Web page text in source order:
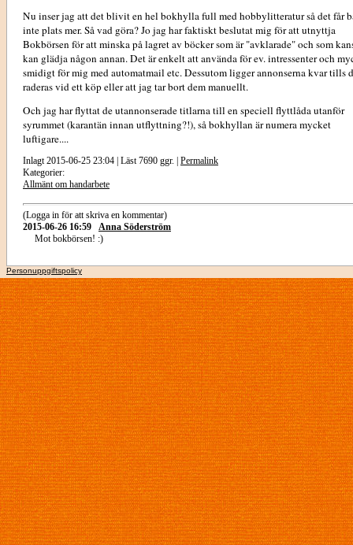
Nu inser jag att det blivit en hel bokhylla full med hobbylitteratur så det får
inte plats mer. Så vad göra? Jo jag har faktiskt beslutat mig för att utnyttja
Bokbörsen för att minska på lagret av böcker som är "avklarade" och som
kan glädja någon annan. Det är enkelt att använda för ev. intressenter och
smidigt för mig med automatmail etc. Dessutom ligger annonserna kvar tills
raderas vid ett köp eller att jag tar bort dem manuellt.
Och jag har flyttat de utannonserade titlarna till en speciell flyttlåda utanför
syrummet (karantän innan utflyttning?!), så bokhyllan är numera mycket
luftigare....
Inlagt 2015-06-25 23:04 | Läst 7690 ggr. | Permalink
Kategorier:
Allmänt om handarbete
(Logga in för att skriva en kommentar)
2015-06-26 16:59
Anna Söderström
Mot bokbörsen! :)
Personuppgiftspolicy